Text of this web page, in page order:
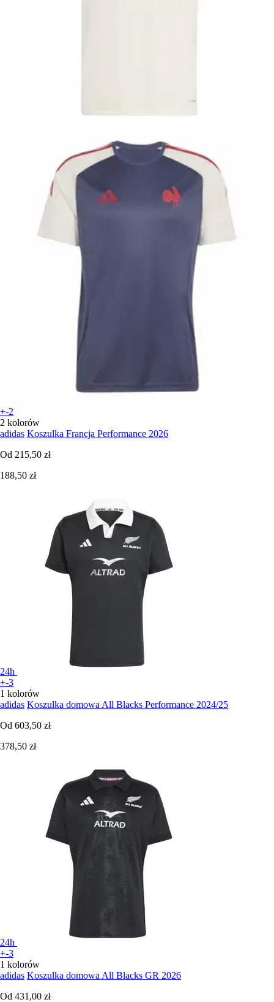
+-2
2 kolorów
adidas Koszulka Francja Performance 2026
Od 215,50 zł
188,50 zł
24h
+-3
1 kolorów
adidas Koszulka domowa All Blacks Performance 2024/25
Od 603,50 zł
378,50 zł
24h
+-3
1 kolorów
adidas Koszulka domowa All Blacks GR 2026
Od 431,00 zł